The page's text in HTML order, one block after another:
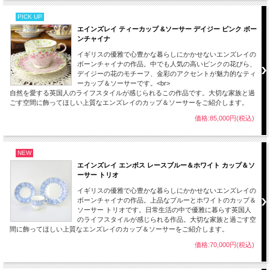
PICK UP
エインズレイ ティーカップ &ソーサー デイジー ピンク ボー
ンチャイナ
イギリスの優雅で心豊かな暮らしにかかせないエンズレイの
ボーンチャイナの作品。中でも人気の高いピンクの花びら、
デイジーの花のモチーフ、金彩のアクセントが魅力的なティ
ーカップ＆ソーサーです。<br>
自然を愛する英国人のライフスタイルが感じられるこの作品です。大切な家族と過
ごす空間に飾ってほしい上質なエンズレイのカップ＆ソーサーをご紹介します。
価格:85,000円(税込)
NEW
エインズレイ エンボス レースブルー＆ホワイト カップ＆ソ
ーサー トリオ
イギリスの優雅で心豊かな暮らしにかかせないエンズレイの
ボーンチャイナの作品。上品なブルーとホワイトのカップ＆
ソーサー トリオです。日常生活の中で優雅に暮らす英国人
のライフスタイルが感じられる作品。大切な家族と過ごす空
間に飾ってほしい上質なエンズレイのカップ＆ソーサーをご紹介します。
価格:70,000円(税込)